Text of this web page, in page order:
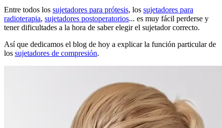
Entre todos los sujetadores para prótesis, los sujetadores para
radioterapia, sujetadores postoperatorios... es muy fácil perderse y
tener dificultades a la hora de saber elegir el sujetador correcto.
Así que dedicamos el blog de hoy a explicar la función particular de
los sujetadores de compresión.